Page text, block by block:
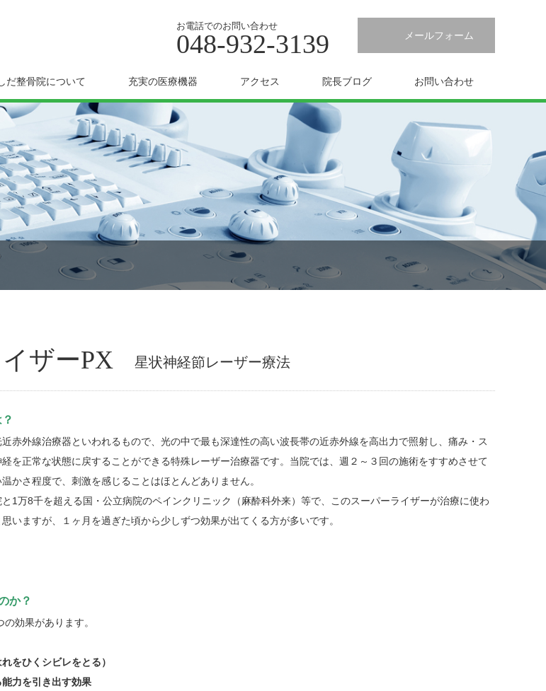
お電話でのお問い合わせ
048-932-3139 メールフォーム
だ整骨院について 充実の医療機器 アクセス 院長ブログ お問い合わせ
ザーPX 星状神経節レーザー療法
赤外線治療器といわれるもので、光の中で最も深達性の高い波長帯の近赤外線を高出力で照射し、痛み・ス
経を正常な状態に戻することができる特殊レーザー治療器です。当院では、週２～３回の施術をすすめさせて
かさ程度で、刺激を感じることはほとんどありません。
1万8千を超える国・公立病院のペインクリニック（麻酔科外来）等で、このスーパーライザーが治療に使わ
いますが、１ヶ月を過ぎた頃から少しずつ効果が出てくる方が多いです。
か？
効果があります。
をひくシビレをとる）
力を引き出す効果